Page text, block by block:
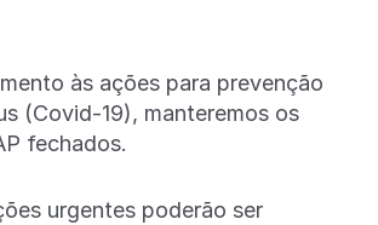
às ações para prevenção
(Covid-19), manteremos os
fechados.
urgentes poderão ser